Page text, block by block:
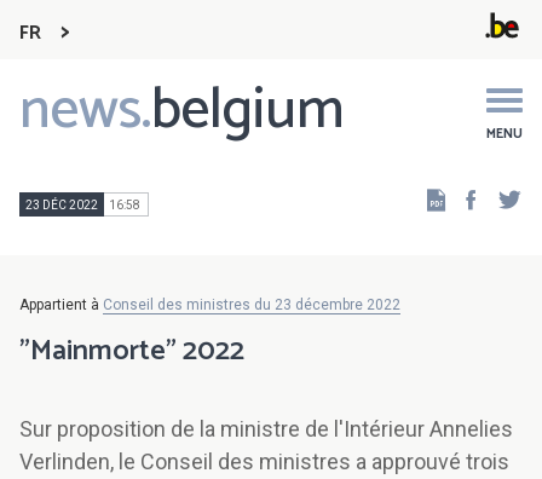
FR
news.belgium MENU
Main
navigation
23 DÉC 2022 16:58
Appartient à Conseil des ministres du 23 décembre 2022
"Mainmorte" 2022
Sur proposition de la ministre de l'Intérieur Annelies
Verlinden, le Conseil des ministres a approuvé trois